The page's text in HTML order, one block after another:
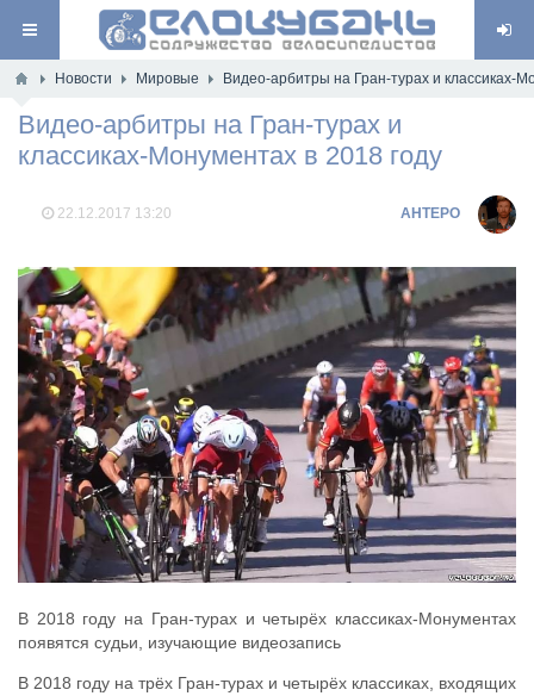
Новости Мировые Видео-арбитры на Гран-турах и классиках-
Видео-арбитры на Гран-турах и
классиках-Монументах в 2018 году
22.12.2017 13:20 AHTEPO
В 2018 году на Гран-турах и четырёх классиках-Монументах
появятся судьи, изучающие видеозапись
В 2018 году на трёх Гран-турах и четырёх классиках, входящих